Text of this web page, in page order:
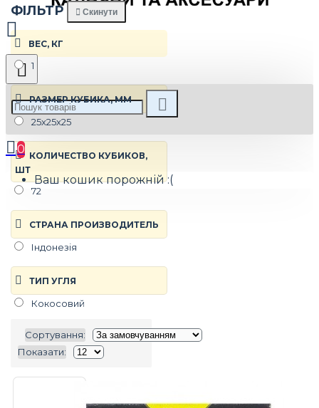
0
Ваш кошик порожній :(
ФIЛЬТР Скинути
ВЕС, КГ
1
РАЗМЕР КУБИКА, ММ
25х25х25
КОЛИЧЕСТВО КУБИКОВ,
ШТ
72
СТРАНА ПРОИЗВОДИТЕЛЬ
Індонезія
ТИП УГЛЯ
Кокосовий
Сортування:
Показати: